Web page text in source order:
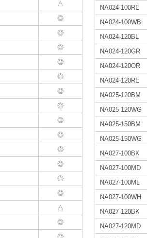
NA024-100RE
NA024-100WB
NA024-120BL
NA024-120GR
NA024-120OR
NA024-120RE
NA025-120BM
NA025-120WG
NA025-150BM
NA025-150WG
NA027-100BK
NA027-100MD
NA027-100ML
NA027-100WH
NA027-120BK
NA027-120MD
△
◎
◎
◎
◎
◎
◎
◎
◎
◎
◎
◎
◎
◎
△
◎